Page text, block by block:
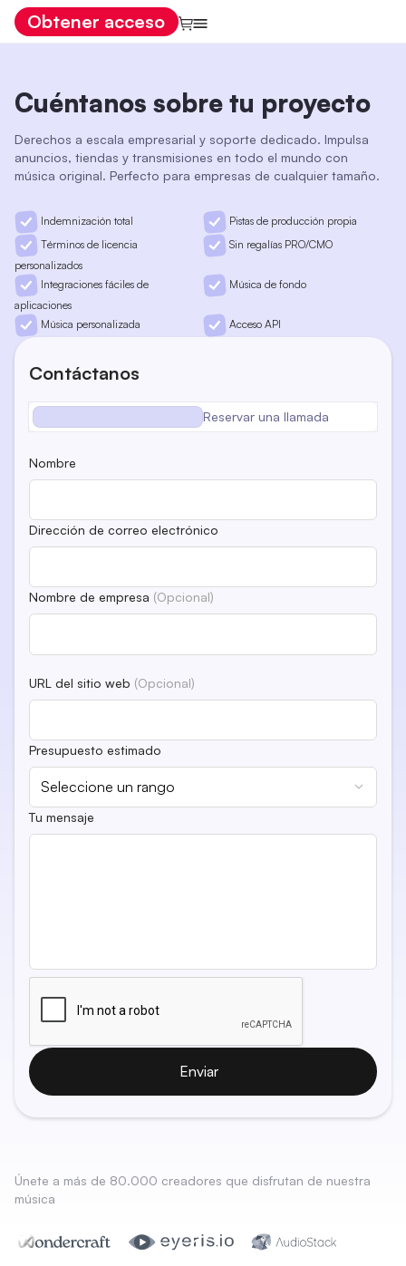
Obtener acceso
Cuéntanos sobre tu proyecto
Derechos a escala empresarial y soporte dedicado. Impulsa
anuncios, tiendas y transmisiones en todo el mundo con
música original. Perfecto para empresas de cualquier tamaño.
Indemnización total
Pistas de producción propia
Términos de licencia
personalizados
Sin regalías PRO/CMO
Integraciones fáciles de
aplicaciones
Música de fondo
Música personalizada Acceso API
Contáctanos
Reservar una llamada
Nombre
Dirección de correo electrónico
Nombre de empresa (Opcional)
URL del sitio web (Opcional)
Presupuesto estimado
Tu mensaje
Enviar
Únete a más de 80.000 creadores que disfrutan de nuestra
música